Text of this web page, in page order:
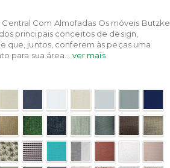
Com Almofadas Os móveis Butzke
principais conceitos de design,
que, juntos, conferem às peças uma
para sua área...
ver mais